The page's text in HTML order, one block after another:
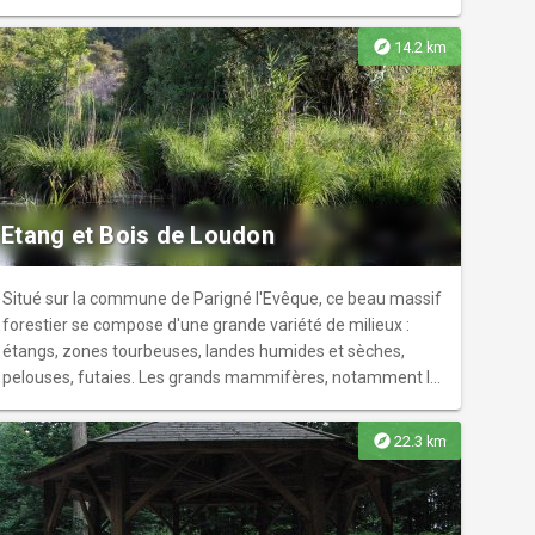
explore 14.2 km
Etang et Bois de Loudon
Situé sur la commune de Parigné l'Evêque, ce beau massif
forestier se compose d'une grande variété de milieux :
étangs, zones tourbeuses, landes humides et sèches,
pelouses, futaies. Les grands mammifères, notamment le
l'inventaire national des Zones Naturelles d'Intérêt
Ecologique Faunistique et Floristique.
explore 22.3 km